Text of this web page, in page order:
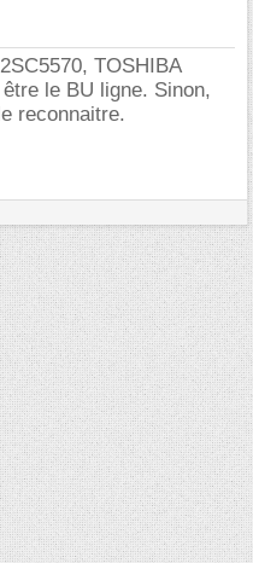
TOSHIBA
le BU ligne. Sinon,
reconnaitre.